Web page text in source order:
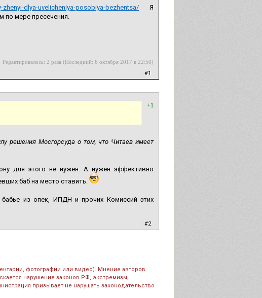
dlya-uvelicheniya-posobiya-bezhentsa/ Я
по мере пресечения.
Редактировалось: 2 раза (Последний: 6 октября 2017 в 22:50)
#1
+1
решения Мосгорсуда о том, что Читаев имеет
для этого не нужен. А нужен эффективно
баб на место ставить.
из опек, ИПДН и прочих Комиссий этих
#2
фотографии или видео). Мнение авторов
нарушение законов РФ, экстремизм,
призывает не нарушать законодательство